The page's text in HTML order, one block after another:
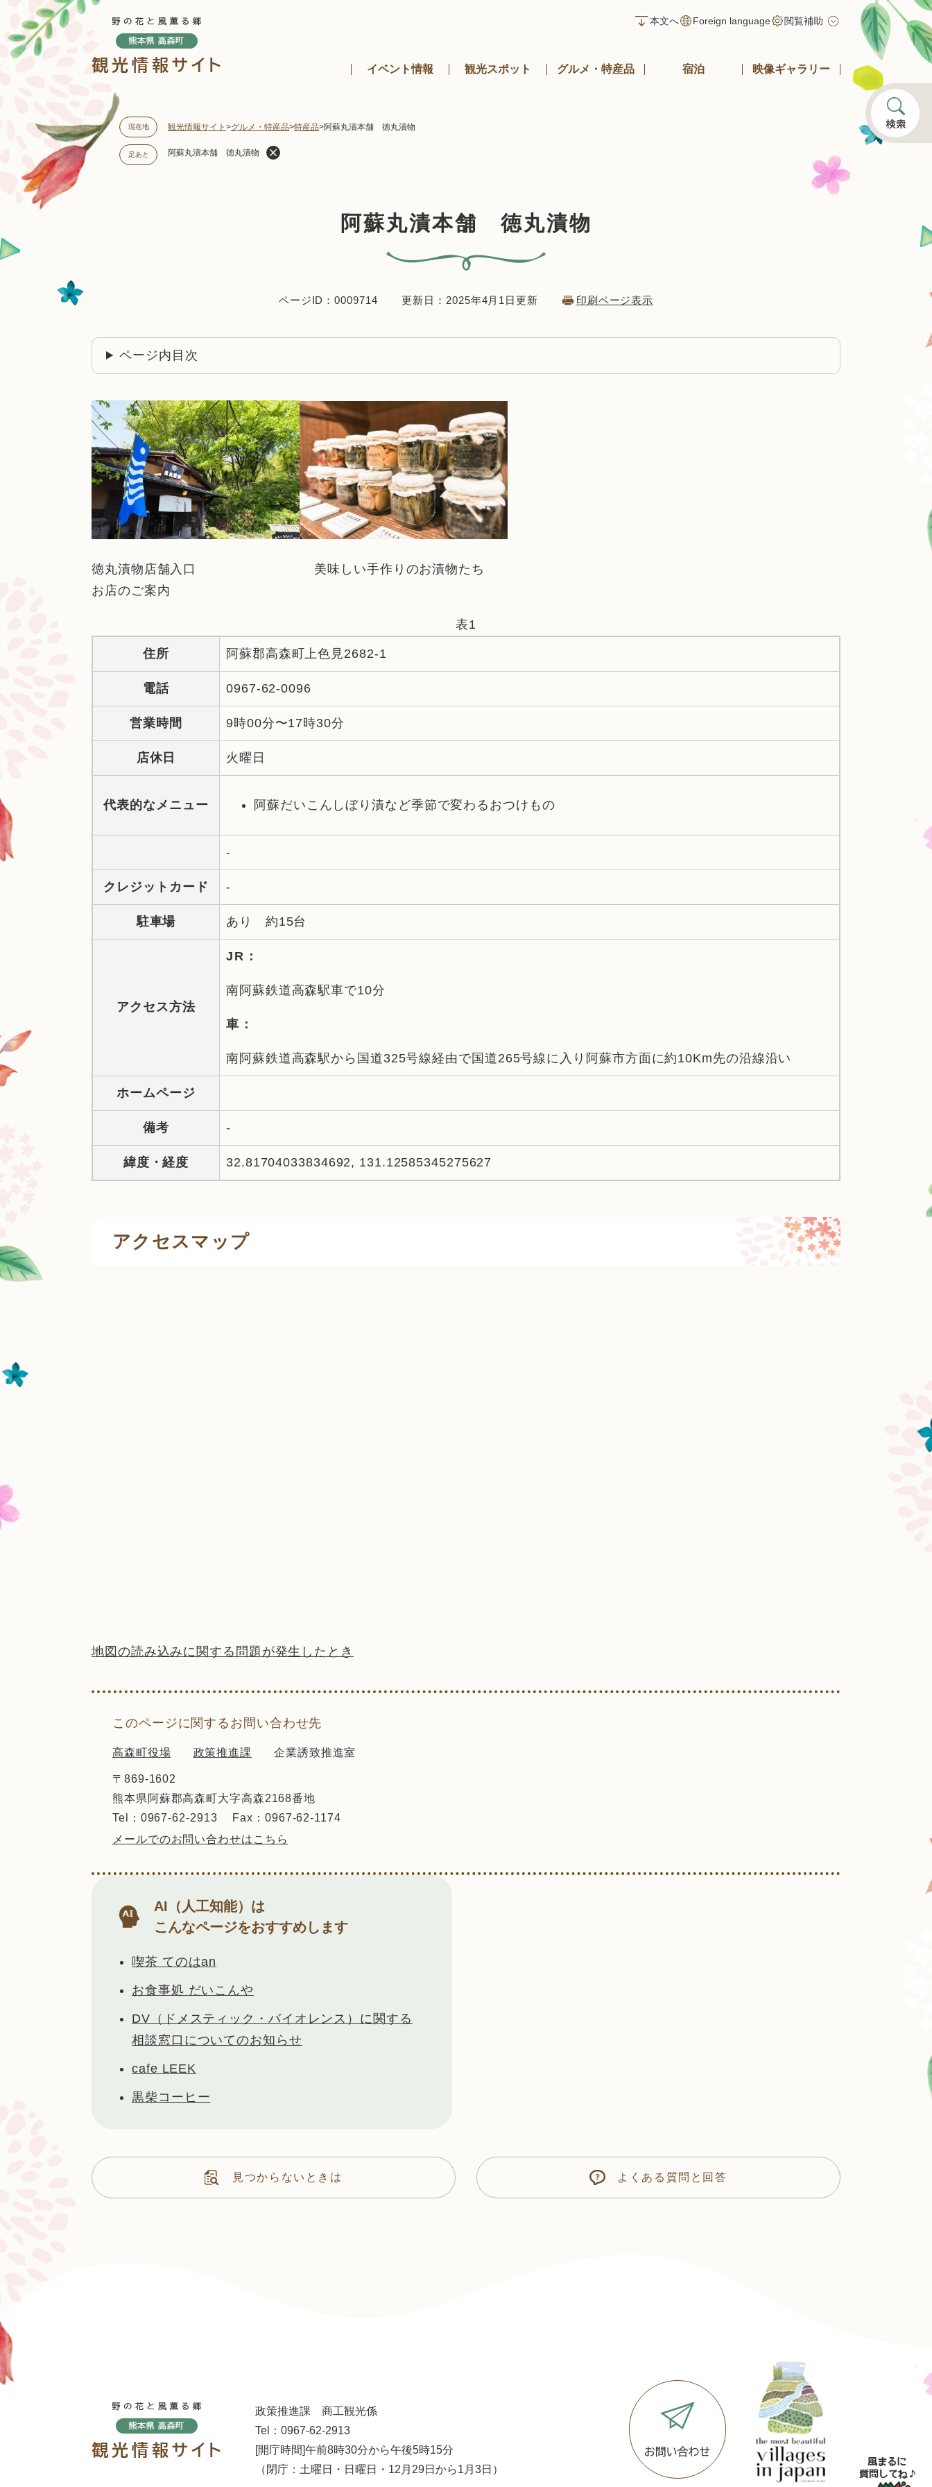
ジ
の
本文へ
Foreign language 閲覧補助
イベント情報 観光スポット グルメ・特産品 宿泊 映像ギャラリー
現在地 観光情報サイト >グルメ・特産品>特産品>阿蘇丸漬本舗 徳丸漬物
足あと 阿蘇丸漬本舗 徳丸漬物
阿蘇丸漬本舗 徳丸漬物
ページID：0009714 更新日：2025年4月1日更新 印刷ページ表示
ページ内目次
徳丸漬物店舗入口 美味しい手作りのお漬物たち
お店のご案内
表1
住所 阿蘇郡高森町上色見2682-1
電話 0967-62-0096
営業時間 9時00分〜17時30分
店休日 火曜日
代表的なメニュー 阿蘇だいこんしぼり漬など季節で変わるおつけもの
-
クレジットカード -
駐車場 あり 約15台
アクセス方法
JR：
南阿蘇鉄道高森駅車で10分
車：
南阿蘇鉄道高森駅から国道325号線経由で国道265号線に入り阿蘇市方面に約10Km先の沿線沿い
ホームページ
備考 -
緯度・経度 32.81704033834692, 131.12585345275627
アクセスマップ
地図の読み込みに関する問題が発生したとき
このページに関するお問い合わせ先
高森町役場 政策推進課 企業誘致推進室
〒869-1602
熊本県阿蘇郡高森町大字高森2168番地
Tel：0967-62-2913
Fax：0967-62-1174
メールでのお問い合わせはこちら
AI（人工知能）は
こんなページをおすすめします
喫茶 てのはan
お食事処 だいこんや
DV（ドメスティック・バイオレンス）に関する
相談窓口についてのお知らせ
cafe LEEK
黒柴コーヒー
見つからないときは よくある質問と回答
政策推進課 商工観光係
Tel：0967-62-2913
[開庁時間]午前8時30分から午後5時15分
（閉庁：土曜日・日曜日・12月29日から1月3日）